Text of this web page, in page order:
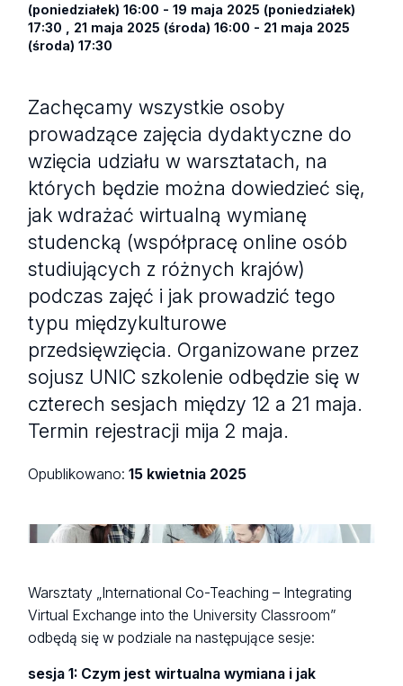
(poniedziałek) 16:00 - 19 maja 2025 (poniedziałek)
17:30 , 21 maja 2025 (środa) 16:00 - 21 maja 2025
(środa) 17:30
Zachęcamy wszystkie osoby
prowadzące zajęcia dydaktyczne do
wzięcia udziału w warsztatach, na
których będzie można dowiedzieć się,
jak wdrażać wirtualną wymianę
studencką (współpracę online osób
studiujących z różnych krajów)
podczas zajęć i jak prowadzić tego
typu międzykulturowe
przedsięwzięcia. Organizowane przez
sojusz UNIC szkolenie odbędzie się w
czterech sesjach między 12 a 21 maja.
Termin rejestracji mija 2 maja.
Opublikowano:15 kwietnia 2025
Warsztaty „International Co-Teaching – Integrating
Virtual Exchange into the University Classroom”
odbędą się w podziale na następujące sesje:
sesja 1: Czym jest wirtualna wymiana i jak